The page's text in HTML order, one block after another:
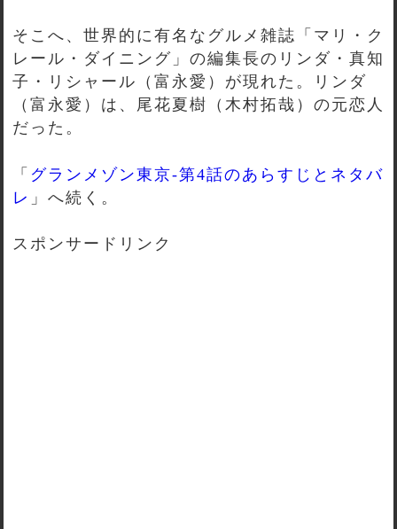
そこへ、世界的に有名なグルメ雑誌「マリ・ク
レール・ダイニング」の編集長のリンダ・真知
子・リシャール（富永愛）が現れた。リンダ
（富永愛）は、尾花夏樹（木村拓哉）の元恋人
だった。
「 グランメゾン東京-第4話のあらすじとネタバ
レ 」へ続く。
スポンサードリンク